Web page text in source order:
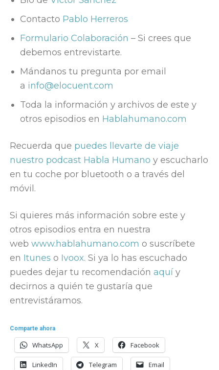
Contacto Pablo Herreros
Formulario Colaboración – Si crees que
debemos entrevistarte.
Mándanos tu pregunta por email
a info@elocuent.com
Toda la información y archivos de este y
otros episodios en Hablahumano.com
Recuerda que puedes llevarte de viaje
nuestro podcast Habla Humano y escucharlo
en tu coche por bluetooth o a través del
móvil.
Si quieres más información sobre este y
otros episodios entra en nuestra
web www.hablahumano.com o suscríbete
en Itunes o Ivoox. Si ya lo has escuchado
puedes dejar tu recomendación aquí y
decirnos a quién te gustaría que
entrevistáramos.
Comparte ahora
WhatsApp X Facebook
LinkedIn Telegram Email